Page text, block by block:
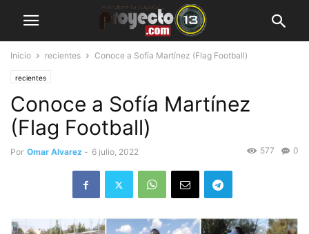
Inicio recientes Conoce a Sofía Martínez (Flag Football)
recientes
Conoce a Sofía Martínez
(Flag Football)
Por Omar Alvarez - 6 julio, 2022 0
577